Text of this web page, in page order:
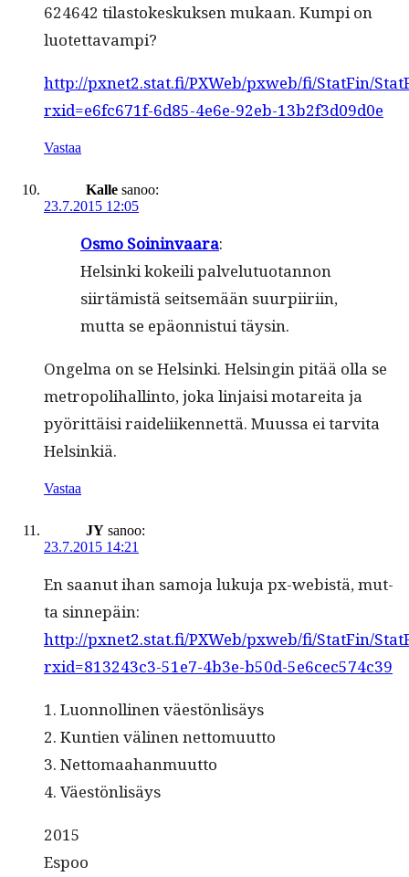
624642 tilas­tokeskuk­sen mukaan. Kumpi on
luotettavampi?
http://pxnet2.stat.fi/PXWeb/pxweb/fi/StatFin/
rxid=e6fc671f-6d85-4e6e-92eb-13b2f3d09d0e
Vastaa
Kalle sanoo:
23.7.2015 12:05
Osmo Soin­in­vaara:
Helsin­ki kokeili palve­lu­tuotan­non
siirtämistä seit­semään suurpi­iri­in,
mut­ta se epäon­nis­tui täysin.
Ongel­ma on se Helsin­ki. Helsin­gin pitää olla se
metropoli­hallinto, joka lin­jaisi motare­i­ta ja
pyörit­täisi raideli­iken­net­tä. Muus­sa ei tarvi­ta
Helsinkiä.
Vastaa
JY sanoo:
23.7.2015 14:21
En saanut ihan samo­ja luku­ja px-webistä, mut­
ta sinnepäin:
http://pxnet2.stat.fi/PXWeb/pxweb/fi/StatFin/
rxid=813243c3-51e7-4b3e-b50d-5e6cec574c39
1. Luon­nolli­nen väestönlisäys
2. Kun­tien väli­nen nettomuutto
3. Nettomaahanmuutto
4. Väestönlisäys
2015
Espoo